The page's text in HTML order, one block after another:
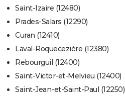
Saint-Izaire (12480)
Prades-Salars (12290)
Curan (12410)
Laval-Roquecezière (12380)
Rebourguil (12400)
Saint-Victor-et-Melvieu (12400)
Saint-Jean-et-Saint-Paul (12250)